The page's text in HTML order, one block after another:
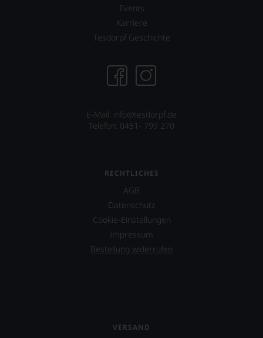
Events
Karriere
Tesdorpf Geschichte
E-Mail: info@tesdorpf.de
Telefon: 0451- 799 270
RECHTLICHES
AGB
Datenschutz
Cookie-Einstellungen
Impressum
Bestellung widerrufen
VERSAND